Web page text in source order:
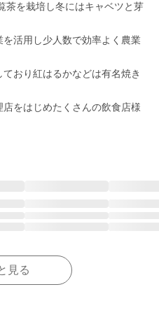
茶を栽培し冬にはキャベツと芽
活用し少人数で効率よく農業
おり紅はるかなどは有名焼き
をはじめたくさんの飲食店様
見る